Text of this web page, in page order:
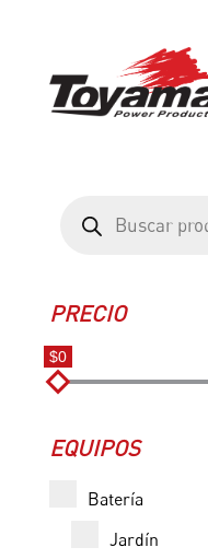
productos
PRECIO
$0
EQUIPOS
Batería
Jardín